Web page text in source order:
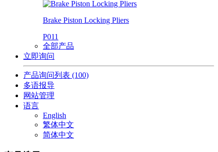
Brake Piston Locking Pliers
P011
全部产品
立即询问
产品询问列表 (100)
多语报导
网站管理
语言
English
繁体中文
简体中文